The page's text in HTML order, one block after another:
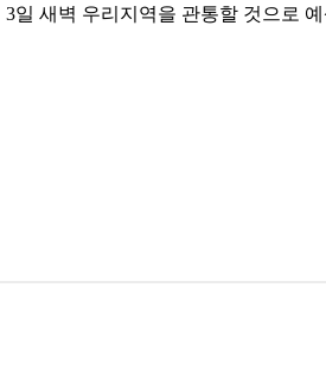
새벽 우리지역을 관통할 것으로